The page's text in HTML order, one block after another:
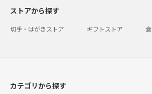
ストアから探す
切手・はがきストア ギフトストア
カテゴリから探す